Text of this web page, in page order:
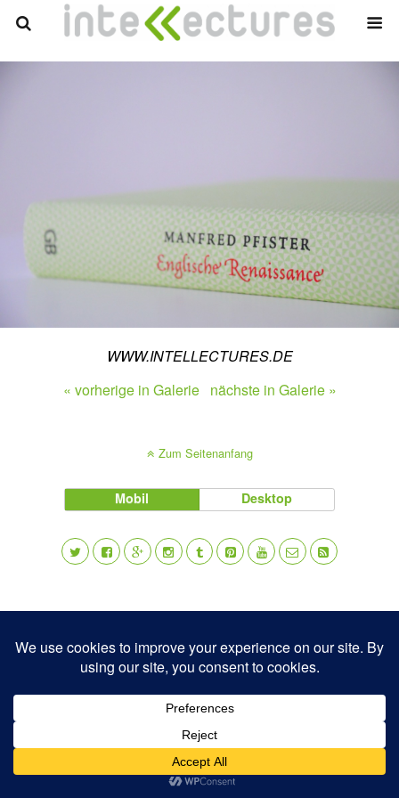
WWW.INTELLECTURES.DE
« vorherige in Galerie nächste in Galerie »
Zum Seitenanfang
Mobil Desktop